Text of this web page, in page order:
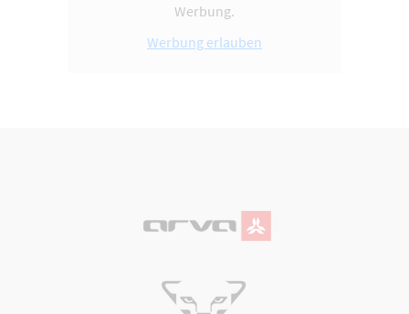
Werbung.
Werbung erlauben